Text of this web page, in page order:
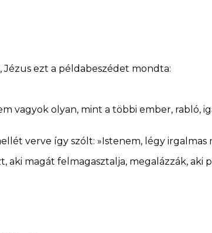
ezt a példabeszédet mondta:
vagyok olyan, mint a többi ember, rabló,
verve így szólt: »Istenem, légy irgalmas
magát felmagasztalja, megalázzák, aki